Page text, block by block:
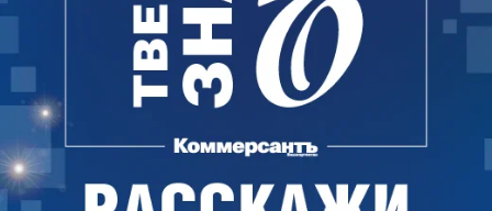
До поступления результатов экспертизы
рассмотрение иска было приостановлено.
СУ-10 не согласилось с формулировками вопросов.
В апелляционной жалобе, которую компания
направила в 18-й арбитражный апелляционный